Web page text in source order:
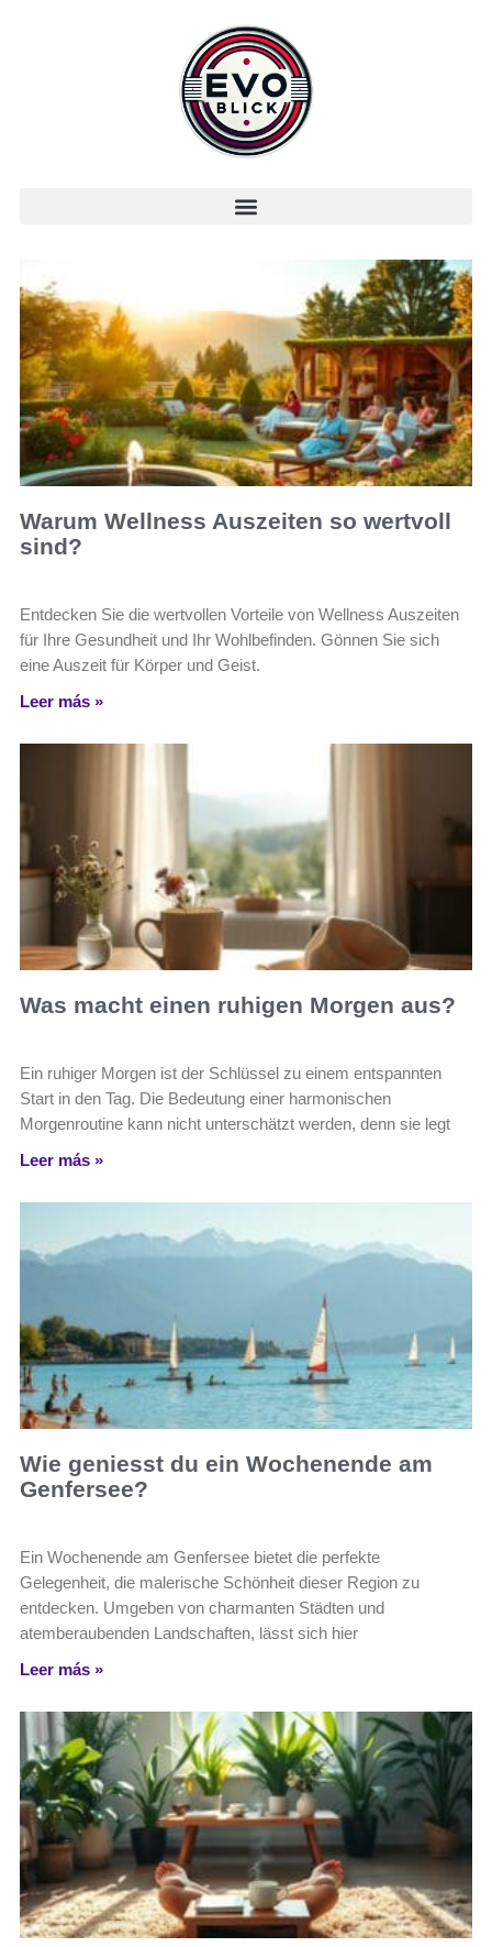
Warum Wellness Auszeiten so wertvoll
sind?
Entdecken Sie die wertvollen Vorteile von Wellness Auszeiten
für Ihre Gesundheit und Ihr Wohlbefinden. Gönnen Sie sich
eine Auszeit für Körper und Geist.
Leer más »
Was macht einen ruhigen Morgen aus?
Ein ruhiger Morgen ist der Schlüssel zu einem entspannten
Start in den Tag. Die Bedeutung einer harmonischen
Morgenroutine kann nicht unterschätzt werden, denn sie legt
Leer más »
Wie geniesst du ein Wochenende am
Genfersee?
Ein Wochenende am Genfersee bietet die perfekte
Gelegenheit, die malerische Schönheit dieser Region zu
entdecken. Umgeben von charmanten Städten und
atemberaubenden Landschaften, lässt sich hier
Leer más »